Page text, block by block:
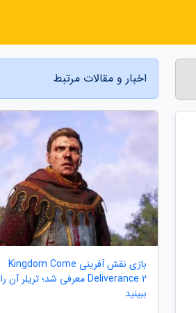
اخبار و مقالات مرتبط
بازی نقش آفرینی Kingdom Come
Deliverance 2 معرفی شد؛ تریلر آن را
ببینید